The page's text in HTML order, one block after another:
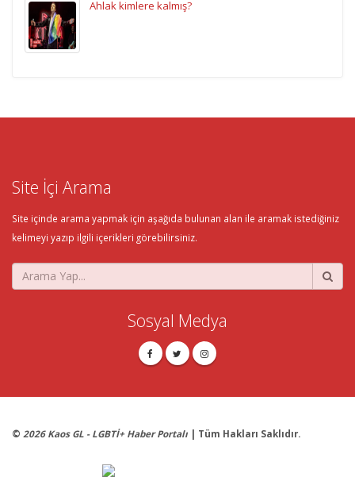
Ahlak kimlere kalmış?
Site İçi Arama
Site içinde arama yapmak için aşağıda bulunan alan ile aramak istediğiniz
kelimeyi yazıp ilgili içerikleri görebilirsiniz.
Sosyal Medya
© 2026 Kaos GL - LGBTİ+ Haber Portalı | Tüm Hakları Saklıdır.